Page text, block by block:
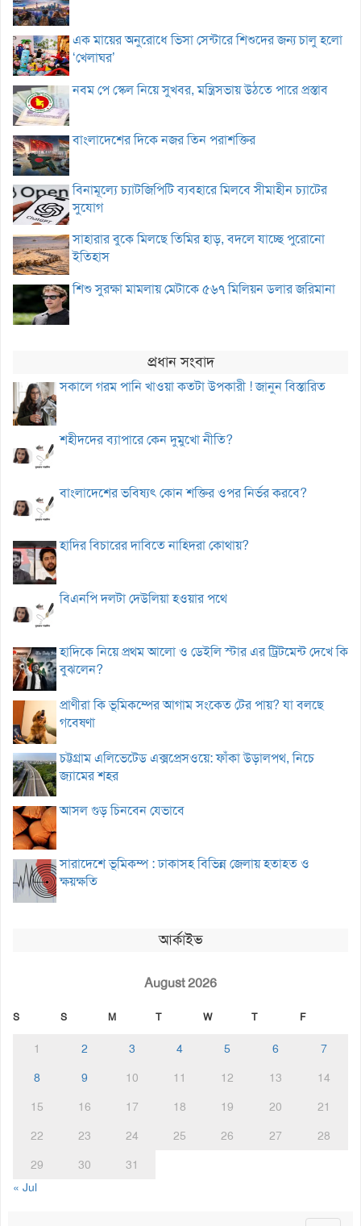
এক মায়ের অনুরোধে ভিসা সেন্টারে শিশুদের জন্য চালু হলো
‘খেলাঘর’
নবম পে স্কেল নিয়ে সুখবর, মন্ত্রিসভায় উঠতে পারে প্রস্তাব
বাংলাদেশের দিকে নজর তিন পরাশক্তির
বিনামূল্যে চ্যাটজিপিটি ব্যবহারে মিলবে সীমাহীন চ্যাটের
সুযোগ
সাহারার বুকে মিলছে তিমির হাড়, বদলে যাচ্ছে পুরোনো
ইতিহাস
শিশু সুরক্ষা মামলায় মেটাকে ৫৬৭ মিলিয়ন ডলার জরিমানা
প্রধান সংবাদ
সকালে গরম পানি খাওয়া কতটা উপকারী ! জানুন বিস্তারিত
শহীদদের ব্যাপারে কেন দুমুখো নীতি?
বাংলাদেশের ভবিষ্যৎ কোন শক্তির ওপর নির্ভর করবে?
হাদির বিচারের দাবিতে নাহিদরা কোথায়?
বিএনপি দলটা দেউলিয়া হওয়ার পথে
হাদিকে নিয়ে প্রথম আলো ও ডেইলি স্টার এর ট্রিটমেন্ট দেখে কি
বুঝলেন?
প্রাণীরা কি ভূমিকম্পের আগাম সংকেত টের পায়? যা বলছে
গবেষণা
চট্টগ্রাম এলিভেটেড এক্সপ্রেসওয়ে: ফাঁকা উড়ালপথ, নিচে
জ্যামের শহর
আসল গুড় চিনবেন যেভাবে
সারাদেশে ভূমিকম্প : ঢাকাসহ বিভিন্ন জেলায় হতাহত ও
ক্ষয়ক্ষতি
আর্কাইভ
August 2026
S S M T W T F
1 2 3 4 5 6
7
8
9 10 11 12 13
14
15
16 17 18 19 20
21
22
23 24 25 26 27
28
29
30
31
« Jul